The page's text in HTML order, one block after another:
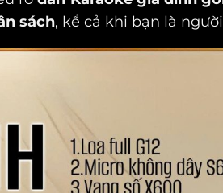
sách, kể cả khi bạn là